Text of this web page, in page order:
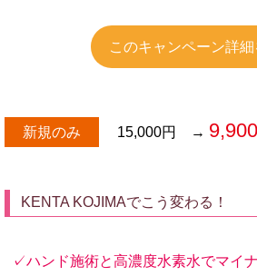
このキャンペーン詳細
新規のみ 15,000円 →
KENTA KOJIMAでこう変わる！
✓ハンド施術と高濃度水素水でマイナ